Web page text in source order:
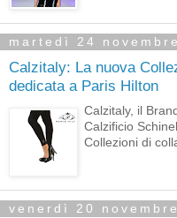
martedì 24
Calzitaly: La nuova
dedicata a Paris Hilton
Calzitaly, il
Calzificio
Collezioni di
venerdì 20